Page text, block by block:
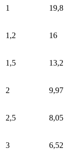
1 19,8
1,2 16
1,5 13,2
2 9,97
2,5 8,05
3 6,52